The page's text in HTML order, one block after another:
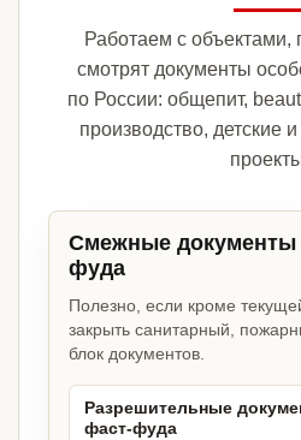
Работаем с
смотрят документы
по России: общепит,
производство, детские
Смежные документы
фуда
Полезно, если кроме
закрыть санитарный,
блок документов.
Разрешительные
фаст-фуда